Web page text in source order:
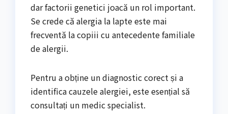
dar factorii genetici joacă un rol important.
Se crede că alergia la lapte este mai
frecventă la copiii cu antecedente familiale
de alergii.
Pentru a obține un diagnostic corect și a
identifica cauzele alergiei, este esențial să
consultați un medic specialist.